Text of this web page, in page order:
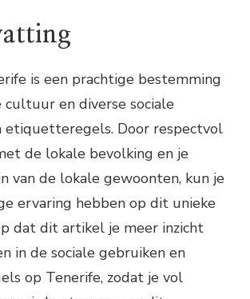
is een prachtige bestemming
cultuur en diverse sociale
etiquetteregels. Door respectvol
de lokale bevolking en je
van de lokale gewoonten, kun je
ervaring hebben op dit unieke
dat dit artikel je meer inzicht
in de sociale gebruiken en
op Tenerife, zodat je vol